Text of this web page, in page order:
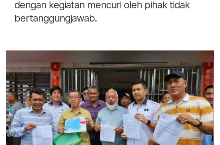
dengan kegiatan mencuri oleh pihak tidak
bertanggungjawab.